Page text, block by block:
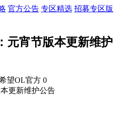
官方公告 专区精选 招募专区版
元宵节版本更新维护
望OL官方 0
更新维护公告